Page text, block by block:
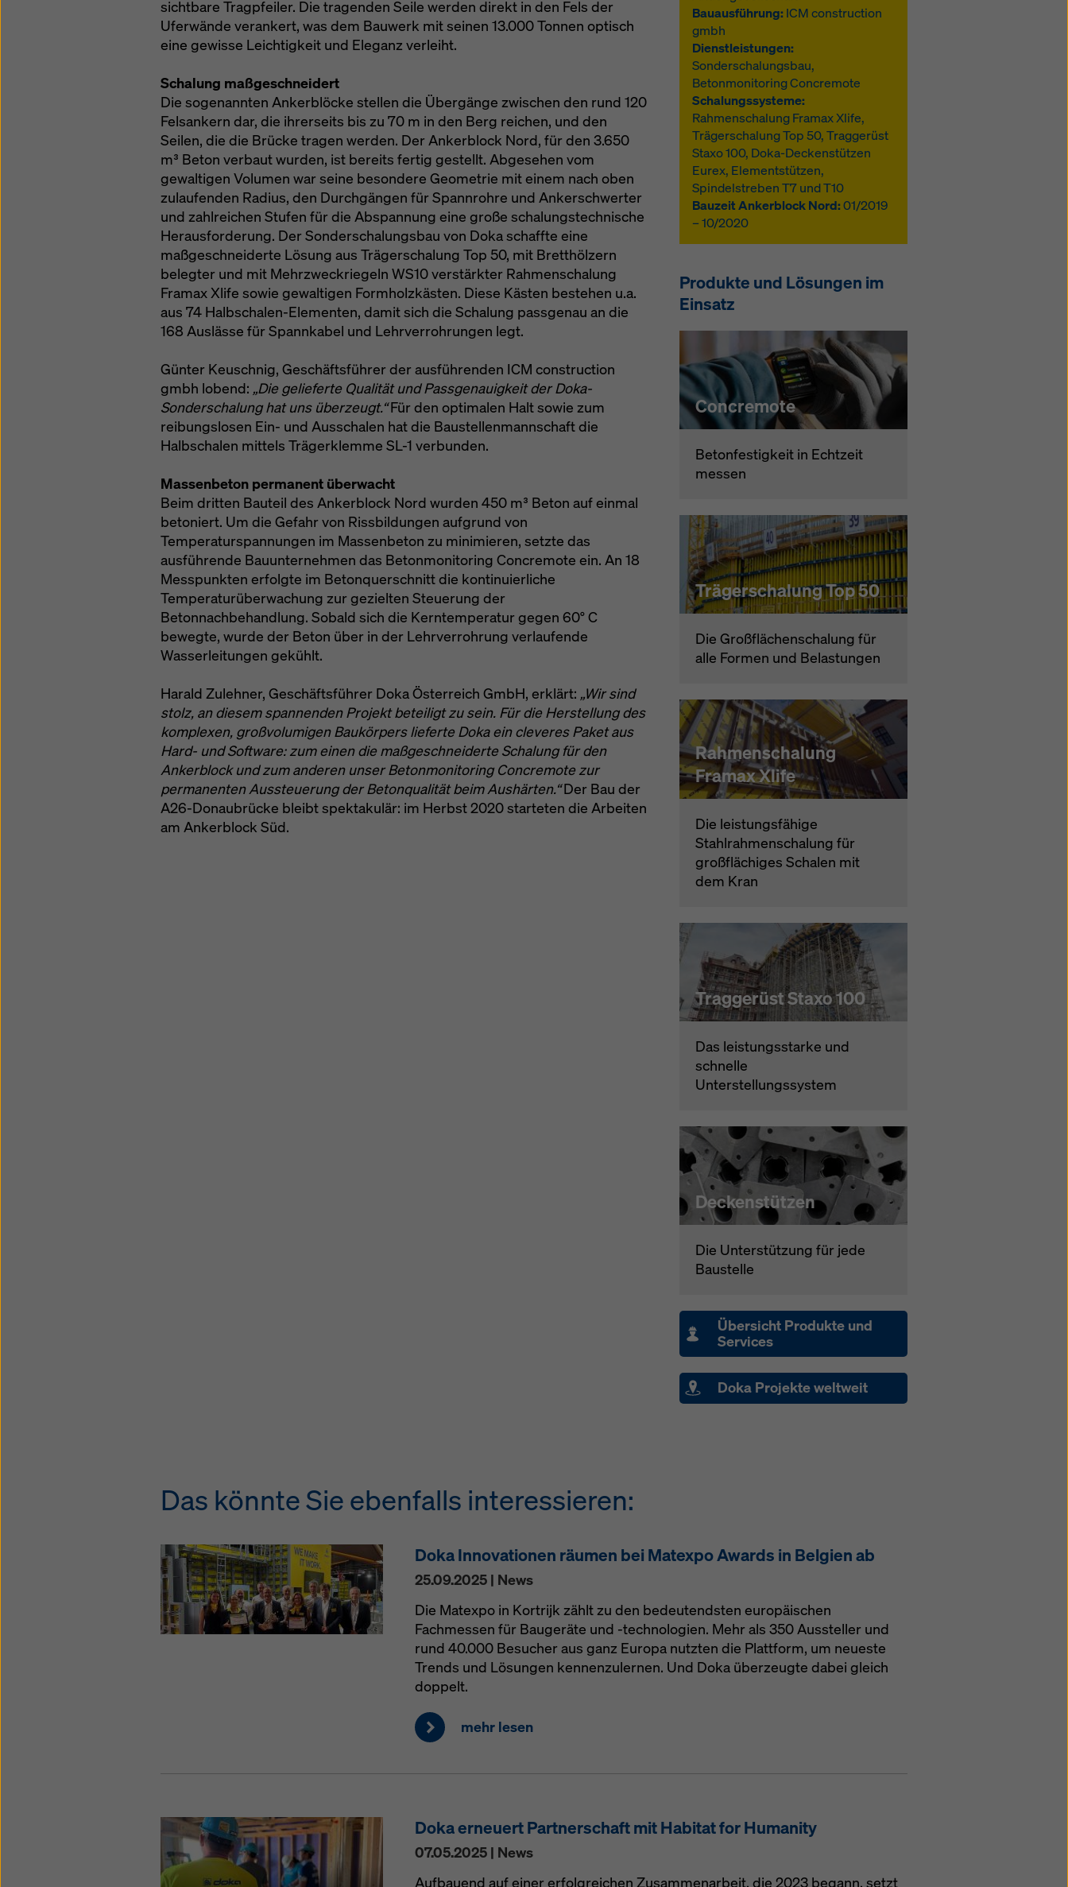
sichtbare Tragpfeiler. Die tragenden Seile werden direkt in den Fels der
Uferwände verankert, was dem Bauwerk mit seinen 13.000 Tonnen optisch
eine gewisse Leichtigkeit und Eleganz verleiht.
Schalung maßgeschneidert
Die sogenannten Ankerblöcke stellen die Übergänge zwischen den rund 120
Felsankern dar, die ihrerseits bis zu 70 m in den Berg reichen, und den
Seilen, die die Brücke tragen werden. Der Ankerblock Nord, für den 3.650
m³ Beton verbaut wurden, ist bereits fertig gestellt. Abgesehen vom
gewaltigen Volumen war seine besondere Geometrie mit einem nach oben
zulaufenden Radius, den Durchgängen für Spannrohre und Ankerschwerter
und zahlreichen Stufen für die Abspannung eine große schalungstechnische
Herausforderung. Der Sonderschalungsbau von Doka schaffte eine
maßgeschneiderte Lösung aus Trägerschalung Top 50, mit Bretthölzern
belegter und mit Mehrzweckriegeln WS10 verstärkter Rahmenschalung
Framax Xlife sowie gewaltigen Formholzkästen. Diese Kästen bestehen u.a.
aus 74 Halbschalen-Elementen, damit sich die Schalung passgenau an die
168 Auslässe für Spannkabel und Lehrverrohrungen legt.
Günter Keuschnig, Geschäftsführer der ausführenden ICM construction
gmbh lobend: „Die gelieferte Qualität und Passgenauigkeit der Doka-
Sonderschalung hat uns überzeugt.“Für den optimalen Halt sowie zum
reibungslosen Ein- und Ausschalen hat die Baustellenmannschaft die
Halbschalen mittels Trägerklemme SL-1 verbunden.
Massenbeton permanent überwacht
Beim dritten Bauteil des Ankerblock Nord wurden 450 m³ Beton auf einmal
betoniert. Um die Gefahr von Rissbildungen aufgrund von
Temperaturspannungen im Massenbeton zu minimieren, setzte das
ausführende Bauunternehmen das Betonmonitoring Concremote ein. An 18
Messpunkten erfolgte im Betonquerschnitt die kontinuierliche
Temperaturüberwachung zur gezielten Steuerung der
Betonnachbehandlung. Sobald sich die Kerntemperatur gegen 60° C
bewegte, wurde der Beton über in der Lehrverrohrung verlaufende
Wasserleitungen gekühlt.
Harald Zulehner, Geschäftsführer Doka Österreich GmbH, erklärt: „Wir sind
stolz, an diesem spannenden Projekt beteiligt zu sein. Für die Herstellung des
komplexen, großvolumigen Baukörpers lieferte Doka ein cleveres Paket aus
Hard- und Software: zum einen die maßgeschneiderte Schalung für den
Ankerblock und zum anderen unser Betonmonitoring Concremote zur
permanenten Aussteuerung der Betonqualität beim Aushärten.“Der Bau der
A26-Donaubrücke bleibt spektakulär: im Herbst 2020 starteten die Arbeiten
am Ankerblock Süd.
Bauausführung:ICM construction
gmbh
Dienstleistungen:
Sonderschalungsbau,
Betonmonitoring Concremote
Schalungssysteme:
Rahmenschalung Framax Xlife,
Trägerschalung Top 50, Traggerüst
Staxo 100, Doka-Deckenstützen
Eurex, Elementstützen,
Spindelstreben T7 und T10
Bauzeit Ankerblock Nord:01/2019
– 10/2020
Produkte und Lösungen im
Einsatz
Concremote
Betonfestigkeit in Echtzeit
messen
Trägerschalung Top 50
Die Großflächenschalung für
alle Formen und Belastungen
Rahmenschalung
Framax Xlife
Die leistungsfähige
Stahlrahmenschalung für
großflächiges Schalen mit
dem Kran
Traggerüst Staxo 100
Das leistungsstarke und
schnelle
Unterstellungssystem
Deckenstützen
Die Unterstützung für jede
Baustelle
Übersicht Produkte und
Services
Doka Projekte weltweit
Das könnte Sie ebenfalls interessieren:
Doka Innovationen räumen bei Matexpo Awards in Belgien ab
25.09.2025 | News
Die Matexpo in Kortrijk zählt zu den bedeutendsten europäischen
Fachmessen für Baugeräte und -technologien. Mehr als 350 Aussteller und
rund 40.000 Besucher aus ganz Europa nutzten die Plattform, um neueste
Trends und Lösungen kennenzulernen. Und Doka überzeugte dabei gleich
doppelt.
mehr lesen
Doka erneuert Partnerschaft mit Habitat for Humanity
07.05.2025 | News
Aufbauend auf einer erfolgreichen Zusammenarbeit, die 2023 begann, setzt